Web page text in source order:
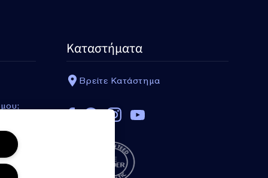
Καταστήματα
Βρείτε Κατάστημα